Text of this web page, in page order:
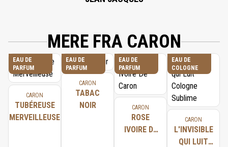
MERE FRA CARON
EAU DE
PARFUM
CARON
TUBÉREUSE
MERVEILLEUSE
EAU DE
PARFUM
CARON
TABAC
NOIR
EAU DE
PARFUM
CARON
ROSE
IVOIRE DE
EAU DE
COLOGNE
CARON
L'INVISIBLE
QUI LUIT